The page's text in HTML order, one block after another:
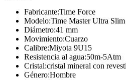
Fabricante:Time Force
Modelo:Time Master Ultra Slim
Diámetro:41 mm
Movimiento:Cuarzo
Calibre:Miyota 9U15
Resistencia al agua:50m-5Atm
Cristal:cristal mineral con
Género:Hombre